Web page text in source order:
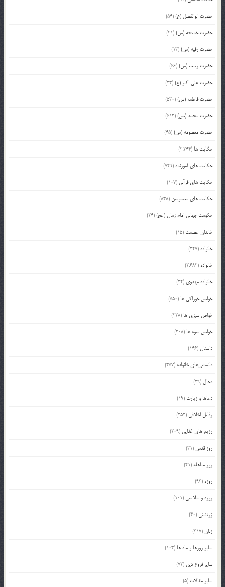
حضرت ابوالفضل (ع)(54)
حضرت خدیجه (س)(41)
حضرت رقیه (س)(13)
حضرت زینب (س)(66)
حضرت علی اکبر (ع)(23)
حضرت فاطمه (س)(530)
حضرت محمد (ص)(613)
حضرت معصومه (س)(45)
حکایت ها (2,244)
حکایت های آموزنده (749)
حکایت های قرآنی (107)
حکایت های معصومین (838)
حکومت جهانی امام زمان (عج)(24)
خاندان عصمت (15)
خانواده (227)
خانواده (2,682)
خانواده مهدوی (22)
خواص خوراکی ها (550)
خواص سبزی ها (228)
خواص میوه ها (308)
داستان(146)
دانستنی‌های خانواده (357)
دجال (29)
دعاها و زیارت (19)
رذایل اخلاقی (252)
رژیم های غذایی (209)
روز قدس (31)
روز مباهله (41)
روزه (93)
روزه و سلامتی (101)
زرتشتی (40)
زنان(317)
سایر روزها و ماه ها (103)
سایر فروع دین (72)
سایر مقالات (5)